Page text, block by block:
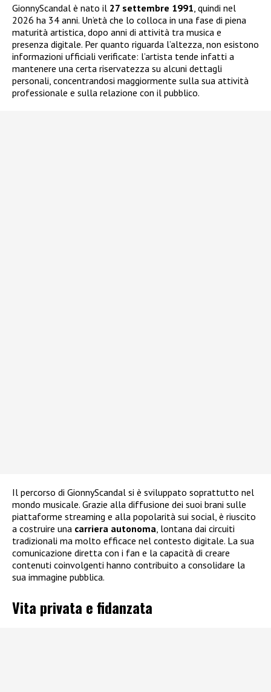
GionnyScandal è nato il 27 settembre 1991 , quindi nel
2026 ha 34 anni. Un’età che lo colloca in una fase di piena
maturità artistica, dopo anni di attività tra musica e
presenza digitale. Per quanto riguarda l’altezza, non esistono
informazioni ufficiali verificate: l’artista tende infatti a
mantenere una certa riservatezza su alcuni dettagli
personali, concentrandosi maggiormente sulla sua attività
professionale e sulla relazione con il pubblico.
Il percorso di GionnyScandal si è sviluppato soprattutto nel
mondo musicale. Grazie alla diffusione dei suoi brani sulle
piattaforme streaming e alla popolarità sui social, è riuscito
a costruire una carriera autonoma , lontana dai circuiti
tradizionali ma molto efficace nel contesto digitale. La sua
comunicazione diretta con i fan e la capacità di creare
contenuti coinvolgenti hanno contribuito a consolidare la
sua immagine pubblica.
Vita privata e fidanzata